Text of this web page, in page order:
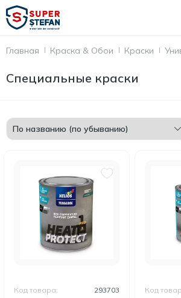
Главная Краска & Обои Краски
Специальные краски
Код товара: 293703 Код